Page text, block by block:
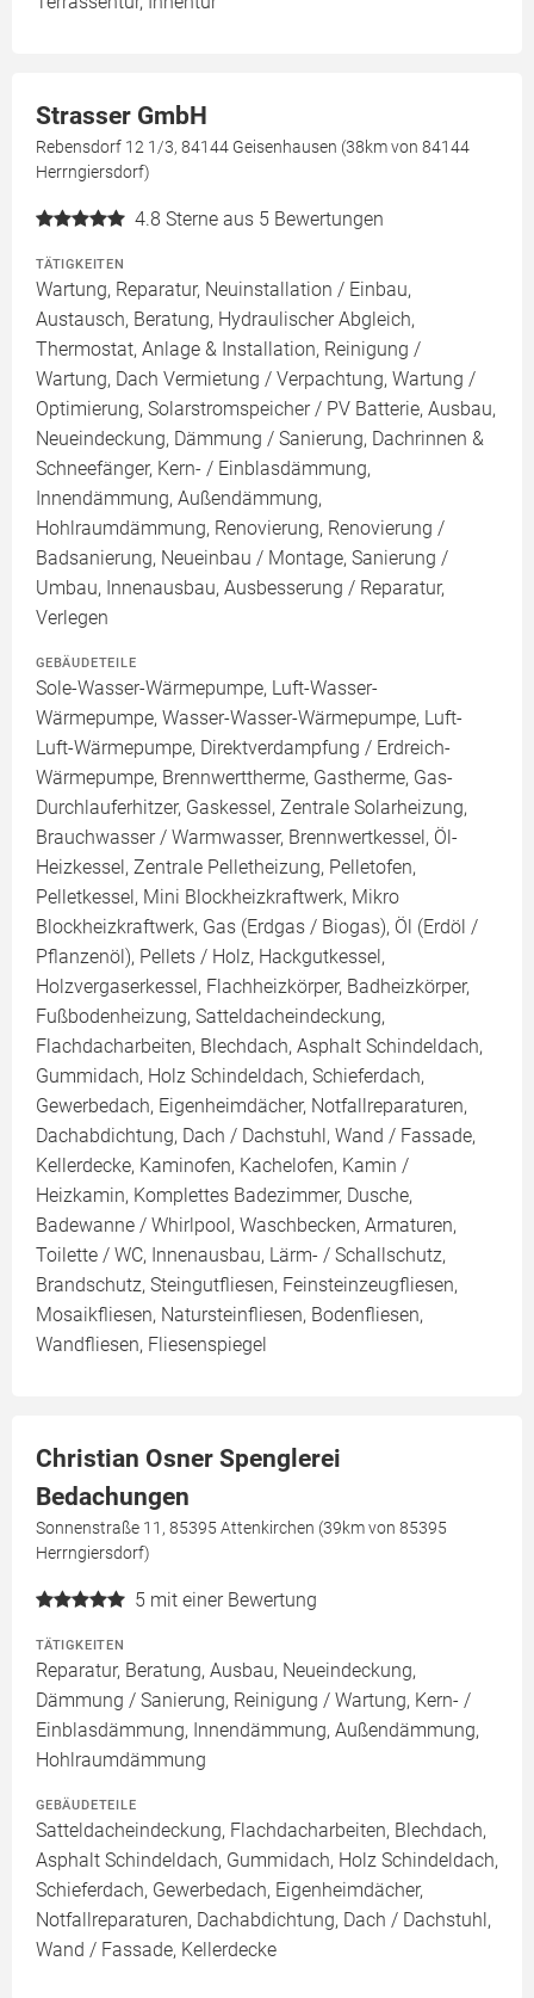
Strasser GmbH
Rebensdorf 12 1/3, 84144 Geisenhausen (38km von 84144
Herrngiersdorf)
4.8 Sterne aus 5 Bewertungen
TÄTIGKEITEN
Wartung, Reparatur, Neuinstallation / Einbau,
Austausch, Beratung, Hydraulischer Abgleich,
Thermostat, Anlage & Installation, Reinigung /
Wartung, Dach Vermietung / Verpachtung, Wartung /
Optimierung, Solarstromspeicher / PV Batterie, Ausbau,
Neueindeckung, Dämmung / Sanierung, Dachrinnen &
Schneefänger, Kern- / Einblasdämmung,
Innendämmung, Außendämmung,
Hohlraumdämmung, Renovierung, Renovierung /
Badsanierung, Neueinbau / Montage, Sanierung /
Umbau, Innenausbau, Ausbesserung / Reparatur,
Verlegen
GEBÄUDETEILE
Sole-Wasser-Wärmepumpe, Luft-Wasser-
Wärmepumpe, Wasser-Wasser-Wärmepumpe, Luft-
Luft-Wärmepumpe, Direktverdampfung / Erdreich-
Wärmepumpe, Brennwerttherme, Gastherme, Gas-
Durchlauferhitzer, Gaskessel, Zentrale Solarheizung,
Brauchwasser / Warmwasser, Brennwertkessel, Öl-
Heizkessel, Zentrale Pelletheizung, Pelletofen,
Pelletkessel, Mini Blockheizkraftwerk, Mikro
Blockheizkraftwerk, Gas (Erdgas / Biogas), Öl (Erdöl /
Pflanzenöl), Pellets / Holz, Hackgutkessel,
Holzvergaserkessel, Flachheizkörper, Badheizkörper,
Fußbodenheizung, Satteldacheindeckung,
Flachdacharbeiten, Blechdach, Asphalt Schindeldach,
Gummidach, Holz Schindeldach, Schieferdach,
Gewerbedach, Eigenheimdächer, Notfallreparaturen,
Dachabdichtung, Dach / Dachstuhl, Wand / Fassade,
Kellerdecke, Kaminofen, Kachelofen, Kamin /
Heizkamin, Komplettes Badezimmer, Dusche,
Badewanne / Whirlpool, Waschbecken, Armaturen,
Toilette / WC, Innenausbau, Lärm- / Schallschutz,
Brandschutz, Steingutfliesen, Feinsteinzeugfliesen,
Mosaikfliesen, Natursteinfliesen, Bodenfliesen,
Wandfliesen, Fliesenspiegel
Christian Osner Spenglerei
Bedachungen
Sonnenstraße 11, 85395 Attenkirchen (39km von 85395
Herrngiersdorf)
5 mit einer Bewertung
TÄTIGKEITEN
Reparatur, Beratung, Ausbau, Neueindeckung,
Dämmung / Sanierung, Reinigung / Wartung, Kern- /
Einblasdämmung, Innendämmung, Außendämmung,
Hohlraumdämmung
GEBÄUDETEILE
Satteldacheindeckung, Flachdacharbeiten, Blechdach,
Asphalt Schindeldach, Gummidach, Holz Schindeldach,
Schieferdach, Gewerbedach, Eigenheimdächer,
Notfallreparaturen, Dachabdichtung, Dach / Dachstuhl,
Wand / Fassade, Kellerdecke